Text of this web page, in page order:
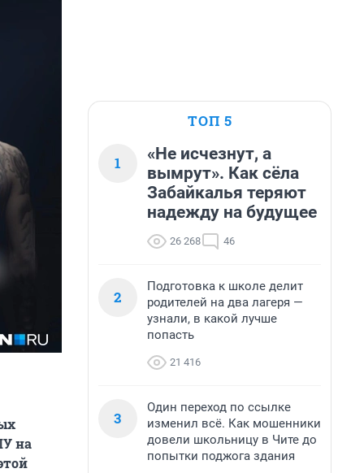
на
ТОП 5
1
«Не исчезнут, а
вымрут». Как сёла
Забайкалья теряют
надежду на будущее
26 268 46
2
Подготовка к школе делит
родителей на два лагеря —
узнали, в какой лучше
попасть
21 416
3
Один переход по ссылке
изменил всё. Как мошенники
довели школьницу в Чите до
попытки поджога здания